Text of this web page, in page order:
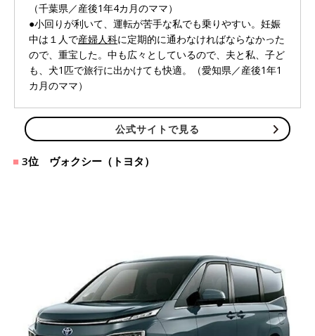
（千葉県／産後1年4カ月のママ）
●小回りが利いて、運転が苦手な私でも乗りやすい。妊娠
中は１人で産婦人科に定期的に通わなければならなかった
ので、重宝した。中も広々としているので、夫と私、子ど
も、犬1匹で旅行に出かけても快適。（愛知県／産後1年1
カ月のママ）
公式サイトで見る
3位 ヴォクシー（トヨタ）